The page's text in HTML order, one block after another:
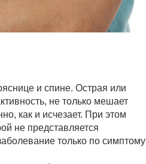
и спине. Острая или
не только мешает
как и исчезает. При этом
не представляется
только по симптому